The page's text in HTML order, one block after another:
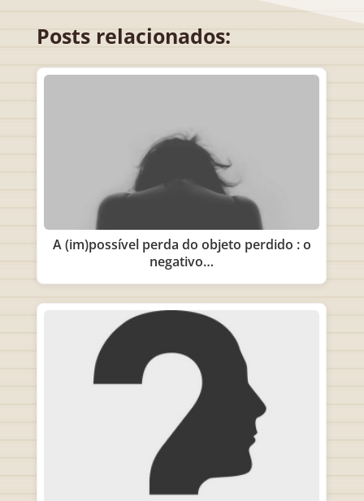
Posts relacionados:
A (im)possível perda do objeto perdido : o
negativo…